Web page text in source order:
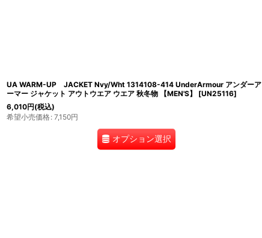
UA WARM-UP JACKET Nvy/Wht 1314108-414 UnderArmour アンダーア
ーマー ジャケット アウトウエア ウエア 秋冬物 【MEN'S】
[UN25116]
6,010円(税込)
希望小売価格: 7,150円
オプション選択